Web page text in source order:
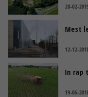
28-02-
Mest
12-12-
In rap
19-06-